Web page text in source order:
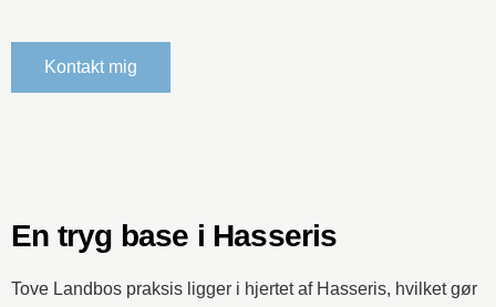
Kontakt mig
En tryg base i Hasseris
Tove Landbos praksis ligger i hjertet af Hasseris, hvilket gør